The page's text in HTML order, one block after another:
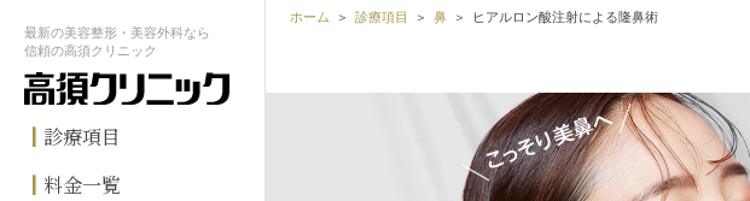
最新の美容整形・美容外科なら
信頼の高須クリニック
診療項目
料金一覧
ホーム 診療項目 鼻 ヒアルロン酸注射による隆鼻術